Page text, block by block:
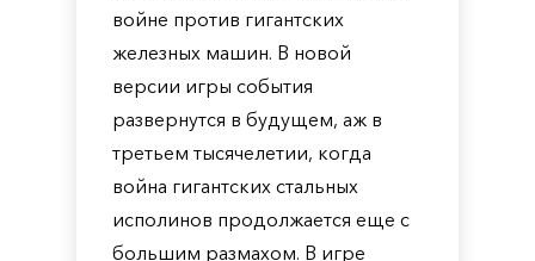
войне против гигантских
железных машин. В новой
версии игры события
развернутся в будущем, аж в
третьем тысячелетии, когда
война гигантских стальных
исполинов продолжается еще с
большим размахом. В игре